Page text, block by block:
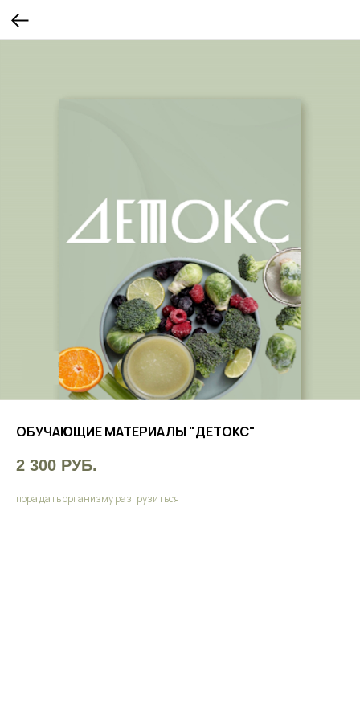
ОБУЧАЮЩИЕ МАТЕРИАЛЫ "ДЕТОКС"
2 300 РУБ.
пора дать организму разгрузиться